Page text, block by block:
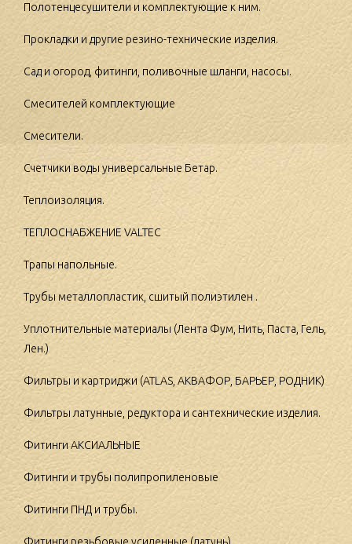
Полотенцесушители и комплектующие к ним.
Прокладки и другие резино-технические изделия.
Сад и огород, фитинги, поливочные шланги, насосы.
Смесителей комплектующие
Смесители.
Счетчики воды универсальные Бетар.
Теплоизоляция.
ТЕПЛОСНАБЖЕНИЕ VALTEC
Трапы напольные.
Трубы металлопластик, сшитый полиэтилен .
Уплотнительные материалы (Лента Фум, Нить, Паста, Гель,
Лен.)
Фильтры и картриджи (ATLAS, АКВАФОР, БАРЬЕР, РОДНИК)
Фильтры латунные, редуктора и сантехнические изделия.
Фитинги АКСИАЛЬНЫЕ
Фитинги и трубы полипропиленовые
Фитинги ПНД и трубы.